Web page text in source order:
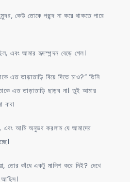
কেউ তোকে পছন্দ না করে থাকতে পারে
এবং আমার হৃদস্পন্দন বেড়ে গেল।
এত তাড়াতাড়ি বিয়ে দিতে চাও?” তিনি
এত তাড়াতাড়ি ছাড়ব না। তুই আমার
বাবা
এবং আমি অনুভব করলাম যে আমাদের
তোর কাঁধে একটু মালিশ করে দিই? দেখে